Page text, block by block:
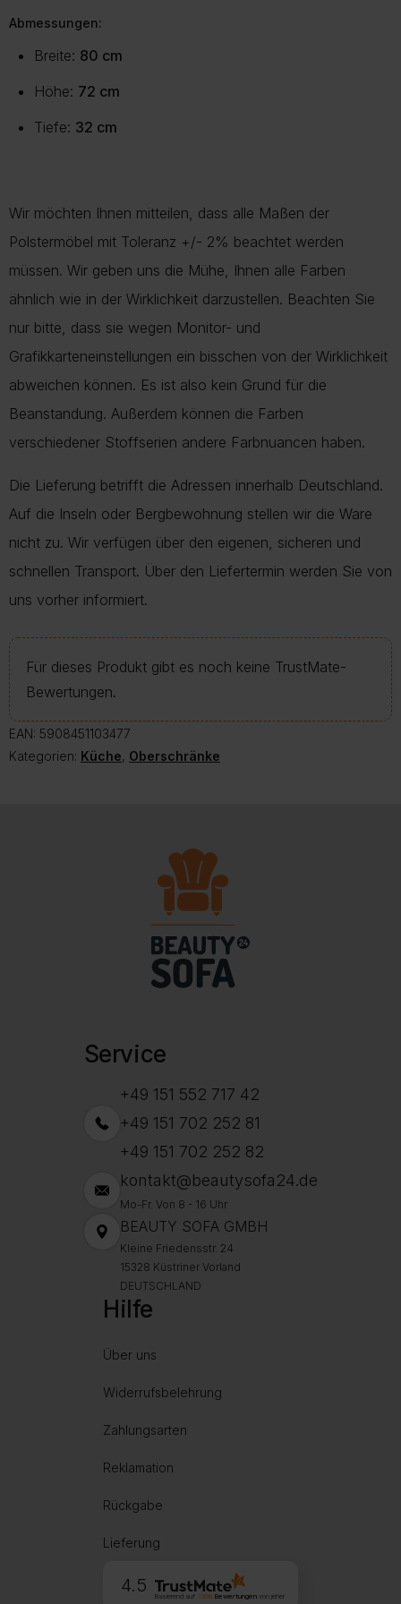
Abmessungen:
Breite: 80 cm
Höhe: 72 cm
Tiefe: 32 cm
Wir möchten Ihnen mitteilen, dass alle Maßen der
Polstermöbel mit Toleranz +/- 2% beachtet werden
müssen. Wir geben uns die Mühe, Ihnen alle Farben
ähnlich wie in der Wirklichkeit darzustellen. Beachten Sie
nur bitte, dass sie wegen Monitor- und
Grafikkarteneinstellungen ein bisschen von der Wirklichkeit
abweichen können. Es ist also kein Grund für die
Beanstandung. Außerdem können die Farben
verschiedener Stoffserien andere Farbnuancen haben.
Die Lieferung betrifft die Adressen innerhalb Deutschland.
Auf die Inseln oder Bergbewohnung stellen wir die Ware
nicht zu. Wir verfügen über den eigenen, sicheren und
schnellen Transport. Über den Liefertermin werden Sie von
uns vorher informiert.
Für dieses Produkt gibt es noch keine TrustMate-
Bewertungen.
EAN: 5908451103477
Kategorien: Küche, Oberschränke
Service
+49 151 552 717 42
+49 151 702 252 81
+49 151 702 252 82
kontakt@beautysofa24.de
Mo-Fr. Von 8 - 16 Uhr
BEAUTY SOFA GMBH
Kleine Friedensstr. 24
15328 Küstriner Vorland
DEUTSCHLAND
Hilfe
Über uns
Widerrufsbelehrung
Zahlungsarten
Reklamation
Rückgabe
Lieferung
4.5
Basierend auf 1998Bewertungen von jeher